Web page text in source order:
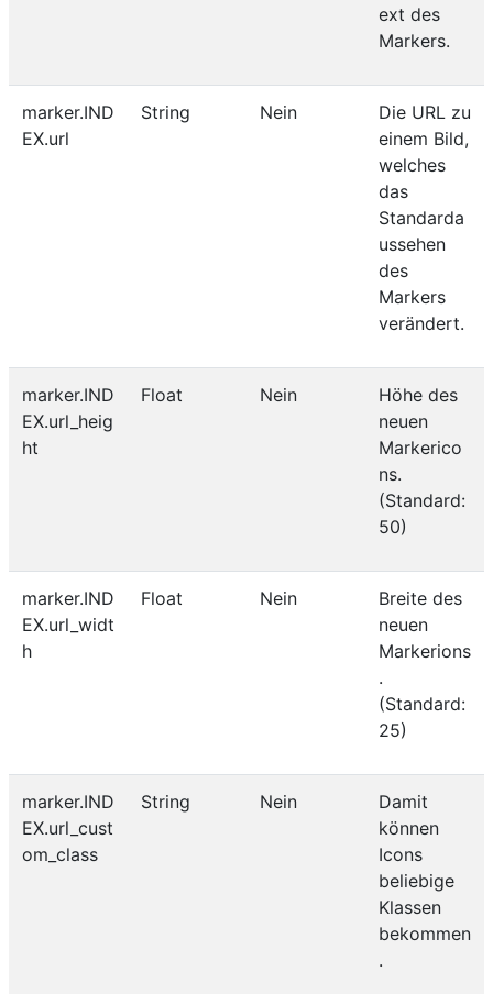
ext des
Markers.
marker.IND
EX.url
String Nein
Die URL zu
einem Bild,
welches
das
Standarda
ussehen
des
Markers
verändert.
marker.IND
EX.url_heig
ht
Float Nein
Höhe des
neuen
Markerico
ns.
(Standard:
50)
marker.IND
EX.url_widt
h
Float Nein
Breite des
neuen
Markerions
.
(Standard:
25)
marker.IND
EX.url_cust
om_class
String Nein
Damit
können
Icons
beliebige
Klassen
bekommen
.